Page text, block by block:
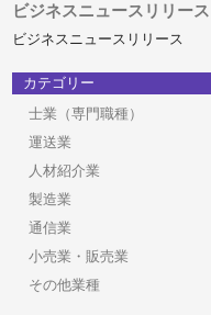
ビジネスニュースリリース
ビジネスニュースリリース
カテゴリー
士業（専門職種）
運送業
人材紹介業
製造業
通信業
小売業・販売業
その他業種